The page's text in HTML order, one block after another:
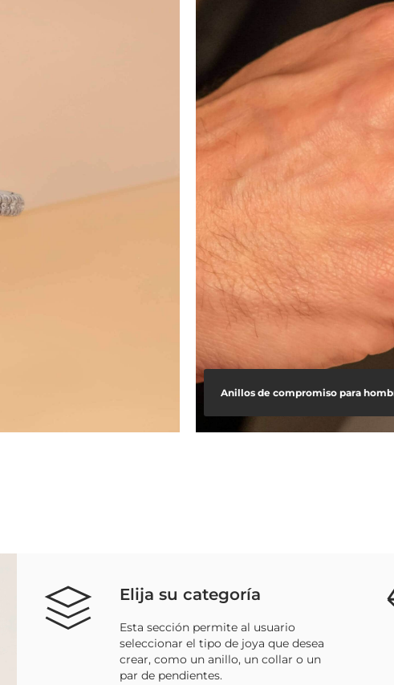
Anillos de compromiso para
Elija su categoría
Esta sección permite al usuario
seleccionar el tipo de joya que desea
crear, como un anillo, un collar o un
par de pendientes.